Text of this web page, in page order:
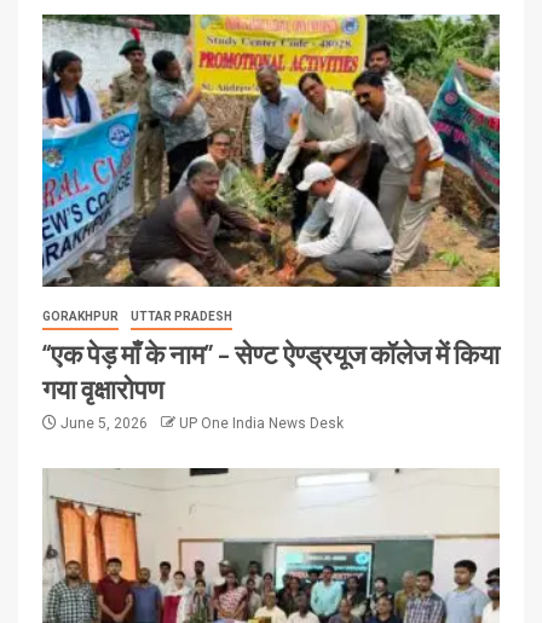
GORAKHPUR UTTAR PRADESH
“एक पेड़ माँ के नाम” – सेण्ट ऐण्ड्रयूज कॉलेज में किया
गया वृक्षारोपण
June 5, 2026 UP One India News Desk